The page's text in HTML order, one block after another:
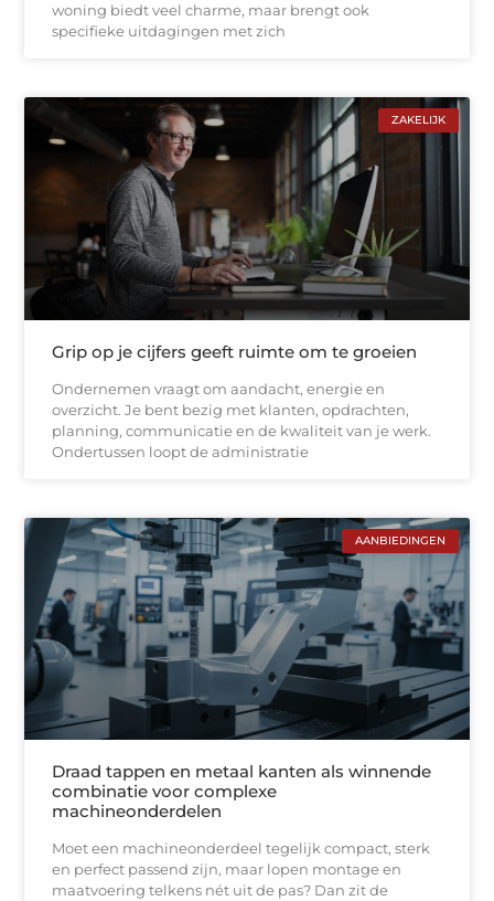
woning biedt veel charme, maar brengt ook
specifieke uitdagingen met zich
ZAKELIJK
Grip op je cijfers geeft ruimte om te groeien
Ondernemen vraagt om aandacht, energie en
overzicht. Je bent bezig met klanten, opdrachten,
planning, communicatie en de kwaliteit van je werk.
Ondertussen loopt de administratie
AANBIEDINGEN
Draad tappen en metaal kanten als winnende
combinatie voor complexe
machineonderdelen
Moet een machineonderdeel tegelijk compact, sterk
en perfect passend zijn, maar lopen montage en
maatvoering telkens nét uit de pas? Dan zit de